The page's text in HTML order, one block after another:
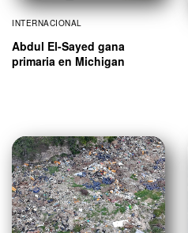
INTERNACIONAL
Abdul El-Sayed gana
primaria en Michigan